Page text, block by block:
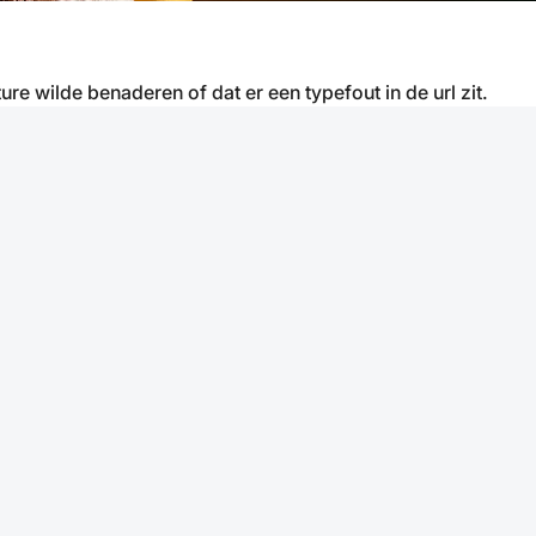
wilde benaderen of dat er een typefout in de url zit.